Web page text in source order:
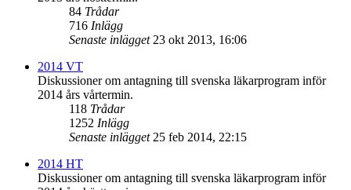
84 Trådar
716 Inlägg
Senaste inlägget 23 okt 2013, 16:06
2014 VT
Diskussioner om antagning till svenska läkarprogram inför
2014 års vårtermin.
118 Trådar
1252 Inlägg
Senaste inlägget 25 feb 2014, 22:15
2014 HT
Diskussioner om antagning till svenska läkarprogram inför